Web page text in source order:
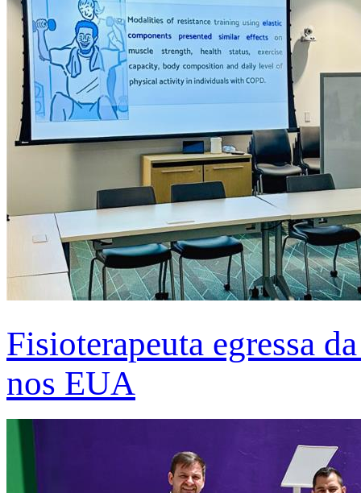
Fisioterapeuta egressa
nos EUA